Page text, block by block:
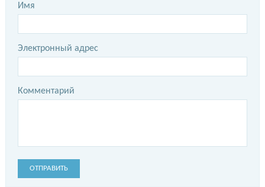
Имя
Электронный адрес
Комментарий
ОТПРАВИТЬ